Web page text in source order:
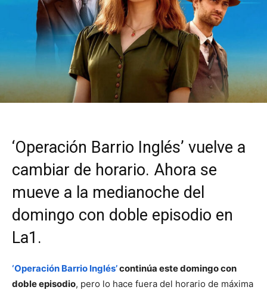
‘Operación Barrio Inglés’ vuelve a
cambiar de horario. Ahora se
mueve a la medianoche del
domingo con doble episodio en
La1.
‘Operación Barrio Inglés’continúa este domingo con
doble episodio, pero lo hace fuera del horario de máxima